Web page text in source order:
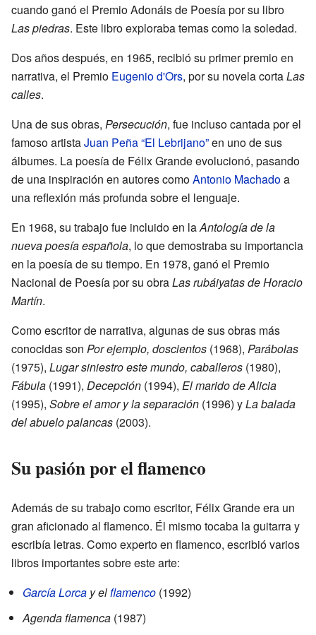
cuando ganó el Premio Adonáis de Poesía por su libro
Las piedras. Este libro exploraba temas como la soledad.
Dos años después, en 1965, recibió su primer premio en
narrativa, el Premio Eugenio d'Ors, por su novela cortaLas
calles.
Una de sus obras, Persecución, fue incluso cantada por el
famoso artistaJuan Peña “El Lebrijano”en uno de sus
álbumes. La poesía de Félix Grande evolucionó, pasando
de una inspiración en autores comoAntonio Machadoa
una reflexión más profunda sobre el lenguaje.
En 1968, su trabajo fue incluido en laAntología de la
nueva poesía española, lo que demostraba su importancia
en la poesía de su tiempo. En 1978, ganó el Premio
Nacional de Poesía por su obraLas rubáiyatas de Horacio
Martín.
Como escritor de narrativa, algunas de sus obras más
conocidas son Por ejemplo, doscientos (1968), Parábolas
(1975), Lugar siniestro este mundo, caballeros (1980),
Fábula (1991), Decepción (1994), El marido de Alicia
(1995), Sobre el amor y la separación (1996) yLa balada
del abuelo palancas (2003).
Su pasión por el flamenco
Además de su trabajo como escritor, Félix Grande era un
gran aficionado al flamenco. Él mismo tocaba la guitarra y
escribía letras. Como experto en flamenco, escribió varios
libros importantes sobre este arte:
García Lorca y elflamenco (1992)
Agenda flamenca (1987)